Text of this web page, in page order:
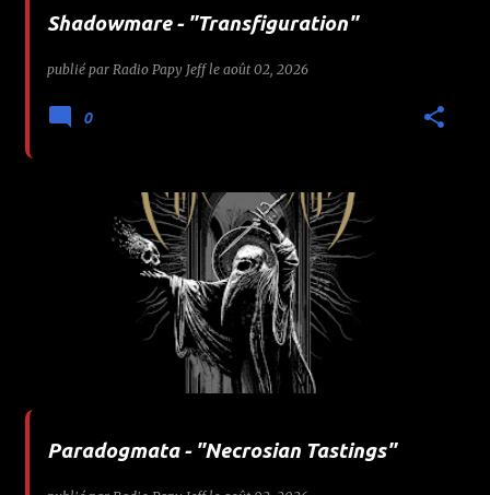
Shadowmare - "Transfiguration"
publié par Radio Papy Jeff le août 02, 2026
0
Paradogmata - "Necrosian Tastings"